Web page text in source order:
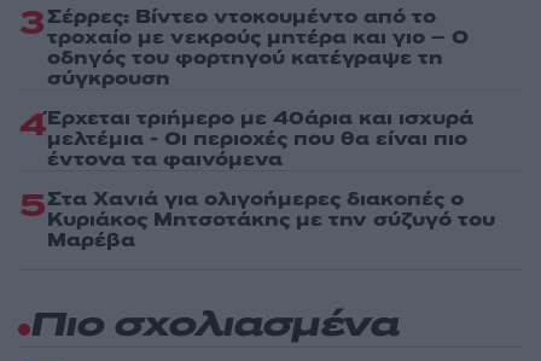
3Σέρρες: Βίντεο ντοκουμέντο από το
τροχαίο με νεκρούς μητέρα και γιο – Ο
οδηγός του φορτηγού κατέγραψε τη
σύγκρουση
4Έρχεται τριήμερο με 40άρια και ισχυρά
μελτέμια - Οι περιοχές που θα είναι πιο
έντονα τα φαινόμενα
5Στα Χανιά για ολιγοήμερες διακοπές ο
Κυριάκος Μητσοτάκης με την σύζυγό του
Μαρέβα
Πιο σχολιασμένα